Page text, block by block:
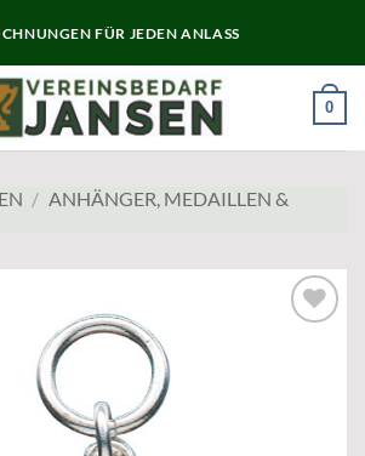
FÜR JEDEN ANLASS
0
/ ANHÄNGER, MEDAILLEN &